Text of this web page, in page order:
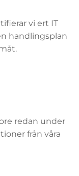
vi ert IT
handlingsplan
redan under
från våra